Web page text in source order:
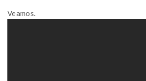
Veamos.